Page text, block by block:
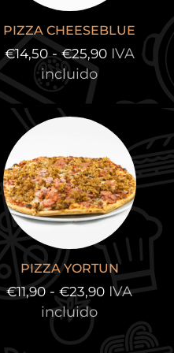
PIZZA CHEESEBLUE
€14,50 - €25,90Rango
€14,50
hasta
€25,90
IVA
incluido
PIZZA YORTUN
€11,90 - €23,90Rango
precios:
IVA
incluido